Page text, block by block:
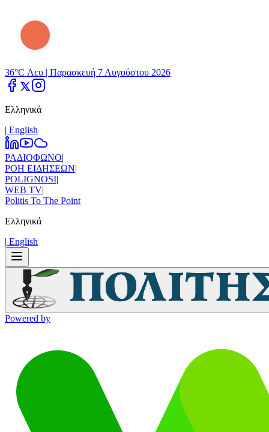
36°C Λευ | Παρασκευή 7 Αυγούστου 2026
Ελληνικά
| Εnglish
ΡΑΔΙΟΦΩΝΟ|
ΡΟΗ ΕΙΔΗΣΕΩΝ|
POLIGNOSI|
WEB TV|
Politis To The Point
Ελληνικά
| Εnglish
Powered by